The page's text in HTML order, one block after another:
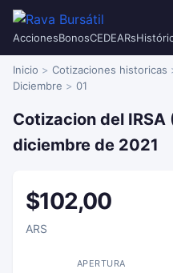
AccionesBonosCEDEARs
Inicio Cotizaciones historicas
Diciembre
01
Cotizacion del IRSA
diciembre de 2021
$102,00
ARS
APERTURA